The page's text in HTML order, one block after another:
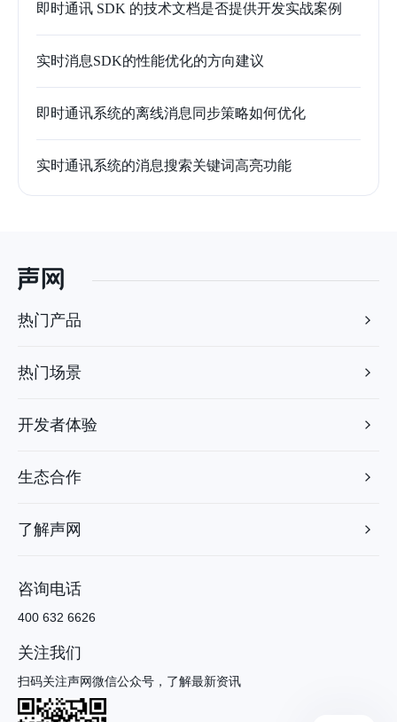
即时通讯 SDK 的技术文档是否提供开发实战案例
实时消息SDK的性能优化的方向建议
即时通讯系统的离线消息同步策略如何优化
实时通讯系统的消息搜索关键词高亮功能
热门产品
热门场景
开发者体验
生态合作
了解声网
咨询电话
400 632 6626
关注我们
扫码关注声网微信公众号，了解最新资讯